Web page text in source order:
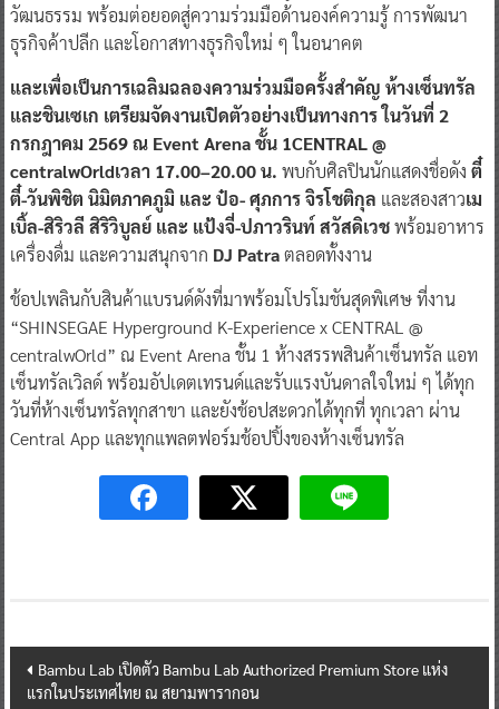
วัฒนธรรม พร้อมต่อยอดสู่ความร่วมมือด้านองค์ความรู้ การพัฒนา
ธุรกิจค้าปลีก และโอกาสทางธุรกิจใหม่ ๆ ในอนาคต
และเพื่อเป็นการเฉลิมฉลองความร่วมมือครั้งสำคัญ ห้างเซ็นทรัล
และชินเซเก เตรียมจัดงานเปิดตัวอย่างเป็นทางการ ในวันที่ 2
กรกฎาคม 2569 ณ Event Arena ชั้น 1CENTRAL @
centralwOrldเวลา 17.00–20.00 น. พบกับศิลปินนักแสดงชื่อดัง ตี๋
ตี๋-วันพิชิต นิมิตภาคภูมิ และ ป๋อ- ศุภการ จิรโชติกุล และสองสาวเม
เบิ้ล-สิริวลี สิริวิบูลย์ และ แป้งจี่-ปภาวรินท์ สวัสดิเวชพร้อมอาหาร
เครื่องดื่ม และความสนุกจาก DJ Patraตลอดทั้งงาน
ช้อปเพลินกับสินค้าแบรนด์ดังที่มาพร้อมโปรโมชันสุดพิเศษ ที่งาน
“SHINSEGAE Hyperground K-Experience x CENTRAL @
centralwOrld” ณ Event Arena ชั้น 1 ห้างสรรพสินค้าเซ็นทรัล แอท
เซ็นทรัลเวิลด์ พร้อมอัปเดตเทรนด์และรับแรงบันดาลใจใหม่ ๆ ได้ทุก
วันที่ห้างเซ็นทรัลทุกสาขา และยังช้อปสะดวกได้ทุกที่ ทุกเวลา ผ่าน
Central App และทุกแพลตฟอร์มช้อปปิ้งของห้างเซ็นทรัล
Post
Bambu Lab เปิดตัว Bambu Lab Authorized Premium Store แห่ง
แรกในประเทศไทย ณ สยามพารากอน